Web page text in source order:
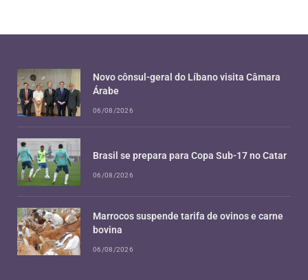
Novo cônsul-geral do Líbano visita Câmara
Árabe
06/08/2026
Brasil se prepara para Copa Sub-17 no Catar
06/08/2026
Marrocos suspende tarifa de ovinos e carne
bovina
06/08/2026